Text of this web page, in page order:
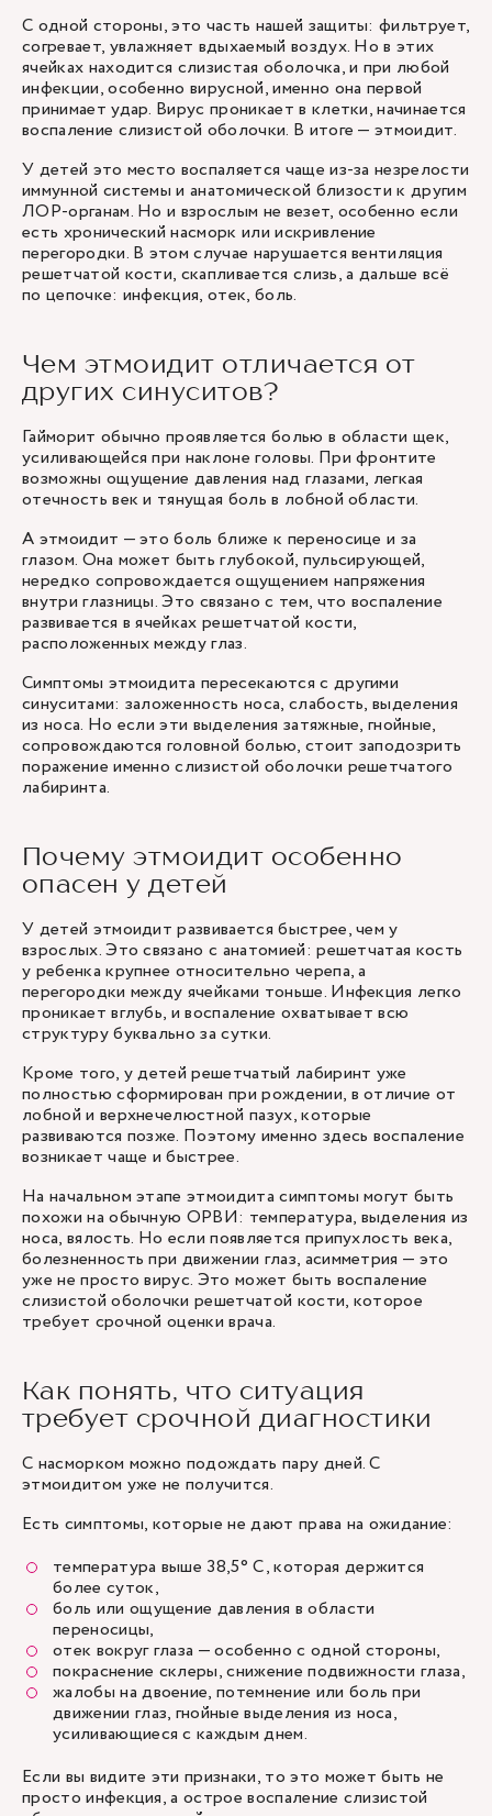
С одной стороны, это часть нашей защиты: фильтрует,
согревает, увлажняет вдыхаемый воздух. Но в этих
ячейках находится слизистая оболочка, и при любой
инфекции, особенно вирусной, именно она первой
принимает удар. Вирус проникает в клетки, начинается
воспаление слизистой оболочки. В итоге — этмоидит.
У детей это место воспаляется чаще из-за незрелости
иммунной системы и анатомической близости к другим
ЛОР-органам. Но и взрослым не везет, особенно если
есть хронический насморк или искривление
перегородки. В этом случае нарушается вентиляция
решетчатой кости, скапливается слизь, а дальше всё
по цепочке: инфекция, отек, боль.
Чем этмоидит отличается от
других синуситов?
Гайморит обычно проявляется болью в области щек,
усиливающейся при наклоне головы. При фронтите
возможны ощущение давления над глазами, легкая
отечность век и тянущая боль в лобной области.
А этмоидит — это боль ближе к переносице и за
глазом. Она может быть глубокой, пульсирующей,
нередко сопровождается ощущением напряжения
внутри глазницы. Это связано с тем, что воспаление
развивается в ячейках решетчатой кости,
расположенных между глаз.
Симптомы этмоидита пересекаются с другими
синуситами: заложенность носа, слабость, выделения
из носа. Но если эти выделения затяжные, гнойные,
сопровождаются головной болью, стоит заподозрить
поражение именно слизистой оболочки решетчатого
лабиринта.
Почему этмоидит особенно
опасен у детей
У детей этмоидит развивается быстрее, чем у
взрослых. Это связано с анатомией: решетчатая кость
у ребенка крупнее относительно черепа, а
перегородки между ячейками тоньше. Инфекция легко
проникает вглубь, и воспаление охватывает всю
структуру буквально за сутки.
Кроме того, у детей решетчатый лабиринт уже
полностью сформирован при рождении, в отличие от
лобной и верхнечелюстной пазух, которые
развиваются позже. Поэтому именно здесь воспаление
возникает чаще и быстрее.
На начальном этапе этмоидита симптомы могут быть
похожи на обычную ОРВИ: температура, выделения из
носа, вялость. Но если появляется припухлость века,
болезненность при движении глаз, асимметрия — это
уже не просто вирус. Это может быть воспаление
слизистой оболочки решетчатой кости, которое
требует срочной оценки врача.
Как понять, что ситуация
требует срочной диагностики
С насморком можно подождать пару дней. С
этмоидитом уже не получится.
Есть симптомы, которые не дают права на ожидание:
температура выше 38,5° C, которая держится
более суток,
боль или ощущение давления в области
переносицы,
отек вокруг глаза — особенно с одной стороны,
покраснение склеры, снижение подвижности глаза,
жалобы на двоение, потемнение или боль при
движении глаз, гнойные выделения из носа,
усиливающиеся с каждым днем.
Если вы видите эти признаки, то это может быть не
просто инфекция, а острое воспаление слизистой